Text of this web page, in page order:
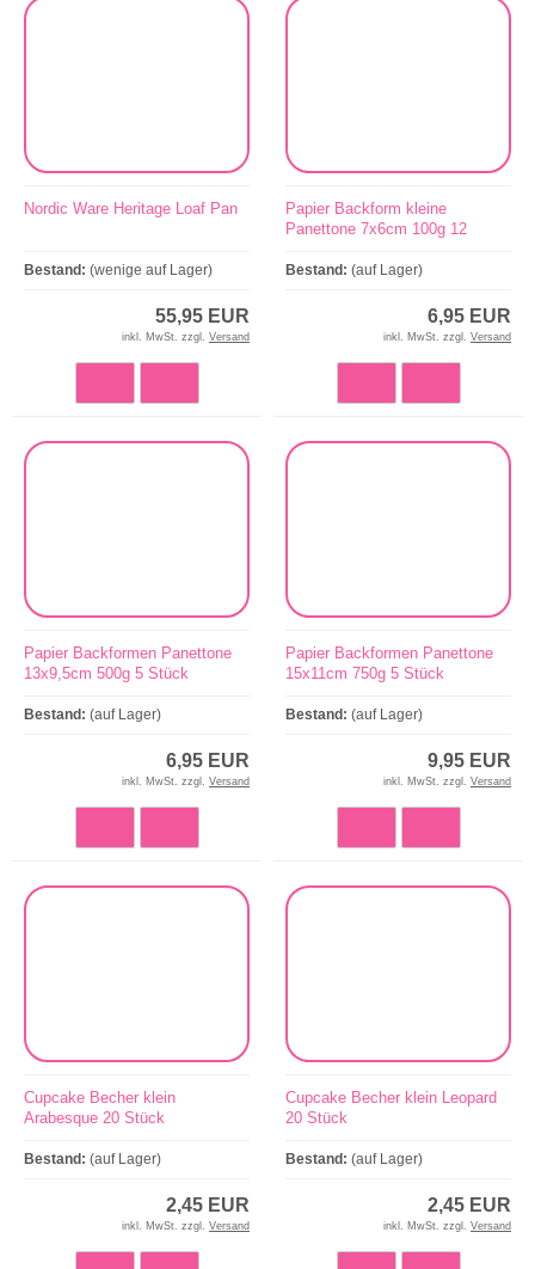
Nordic Ware Heritage Loaf Pan
Bestand: (wenige auf Lager)
55,95 EUR
inkl. MwSt. zzgl. Versand
Papier Backform kleine
Panettone 7x6cm 100g 12
Bestand: (auf Lager)
6,95 EUR
inkl. MwSt. zzgl. Versand
Papier Backformen Panettone
13x9,5cm 500g 5 Stück
Bestand: (auf Lager)
6,95 EUR
inkl. MwSt. zzgl. Versand
Papier Backformen Panettone
15x11cm 750g 5 Stück
Bestand: (auf Lager)
9,95 EUR
inkl. MwSt. zzgl. Versand
Cupcake Becher klein
Arabesque 20 Stück
Bestand: (auf Lager)
2,45 EUR
inkl. MwSt. zzgl. Versand
Cupcake Becher klein Leopard
20 Stück
Bestand: (auf Lager)
2,45 EUR
inkl. MwSt. zzgl. Versand